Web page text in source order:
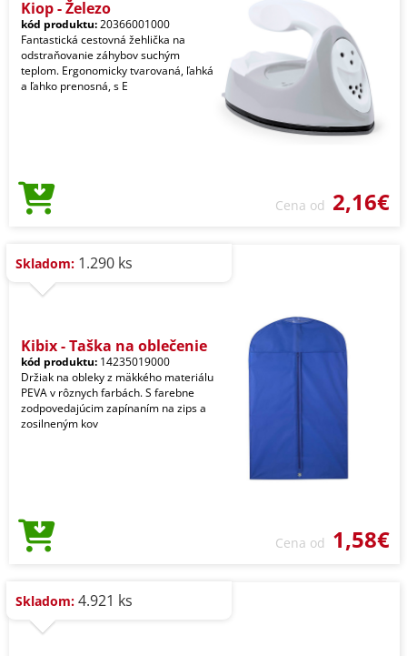
Kiop - Železo
kód produktu:20366001000
Fantastická cestovná žehlička na
odstraňovanie záhybov suchým
teplom. Ergonomicky tvarovaná, ľahká
a ľahko prenosná, s E
Cena od 2,16€
Skladom: 1.290 ks
Kibix - Taška na oblečenie
kód produktu: 14235019000
Držiak na obleky z mäkkého materiálu
PEVA v rôznych farbách. S farebne
zodpovedajúcim zapínaním na zips a
zosilneným kov
Cena od 1,58€
Skladom: 4.921 ks